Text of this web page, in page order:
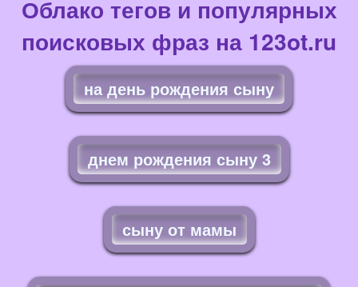
Облако тегов и популярных
поисковых фраз на 123ot.ru
на день рождения сыну
днем рождения сыну 3
сыну от мамы